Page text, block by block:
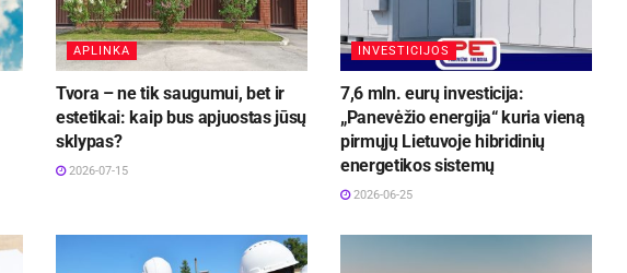
APLINKA
Tvora – ne tik saugumui, bet ir
estetikai: kaip bus apjuostas jūsų
sklypas?
2026-07-15
INVESTICIJOS
7,6 mln. eurų investicija:
„Panevėžio energija“ kuria vieną
pirmųjų Lietuvoje hibridinių
energetikos sistemų
2026-06-25